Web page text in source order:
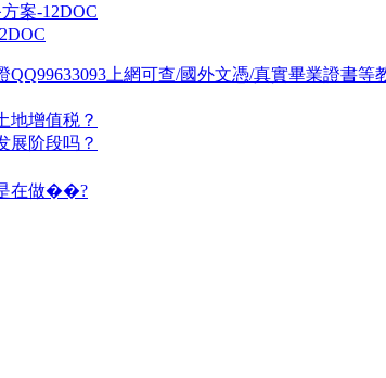
案-12DOC
上網可查/國外文憑/真實畢業證書等
地增值税？
展阶段吗？
在做��?